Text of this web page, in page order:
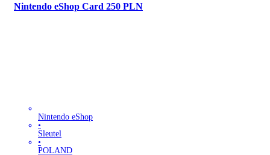
Nintendo eShop Card 250 PLN
Nintendo eShop
•
Sleutel
•
POLAND